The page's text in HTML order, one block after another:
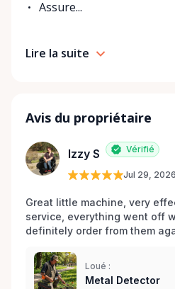
Assure...
Lire la suite
Avis du propriétaire
Izzy S Vérifié
Jul 29, 2026
Great little machine, very
service, everything went off
definitely order from them
Loué :
Metal Detector